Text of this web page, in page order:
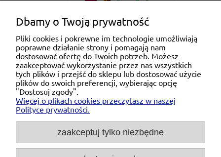
Pomoc
Moje konto
Płatności i dostawa
O nas
Dbamy o Twoją prywatność
Pliki cookies i pokrewne im technologie umożliwiają
poprawne działanie strony i pomagają nam
dostosować ofertę do Twoich potrzeb. Możesz
zaakceptować wykorzystanie przez nas wszystkich
tych plików i przejść do sklepu lub dostosować użycie
plików do swoich preferencji, wybierając opcję
"Dostosuj zgody".
Więcej o plikach cookies przeczytasz w naszej
Polityce prywatności.
zaakceptuj tylko niezbędne